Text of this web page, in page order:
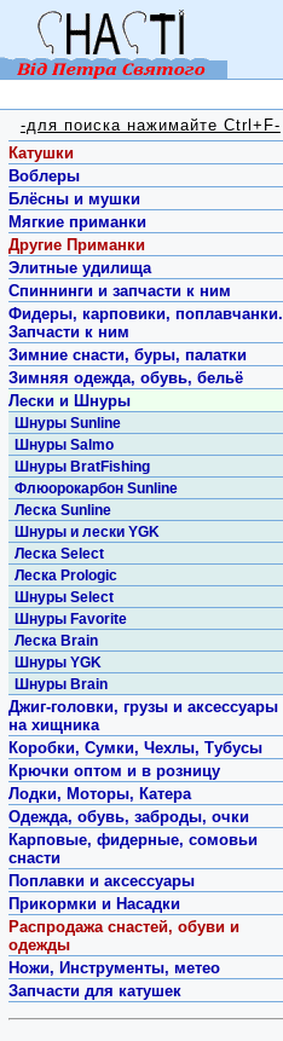
-для поиска нажимайте Ctrl+F-
Катушки
Воблеры
Блёсны и мушки
Мягкие приманки
Другие Приманки
Элитные удилища
Спиннинги и запчасти к ним
Фидеры, карповики, поплавчанки.
Запчасти к ним
Зимние снасти, буры, палатки
Зимняя одежда, обувь, бельё
Лески и Шнуры
Шнуры Sunline
Шнуры Salmo
Шнуры BratFishing
Флюорокарбон Sunline
Леска Sunline
Шнуры и лески YGK
Леска Select
Леска Prologic
Шнуры Select
Шнуры Favorite
Леска Brain
Шнуры YGK
Шнуры Brain
Джиг-головки, грузы и аксессуары
на хищника
Коробки, Сумки, Чехлы, Тубусы
Крючки оптом и в розницу
Лодки, Моторы, Катера
Одежда, обувь, заброды, очки
Карповые, фидерные, сомовьи
снасти
Поплавки и аксессуары
Прикормки и Насадки
Распродажа снастей, обуви и
одежды
Ножи, Инструменты, метео
Запчасти для катушек